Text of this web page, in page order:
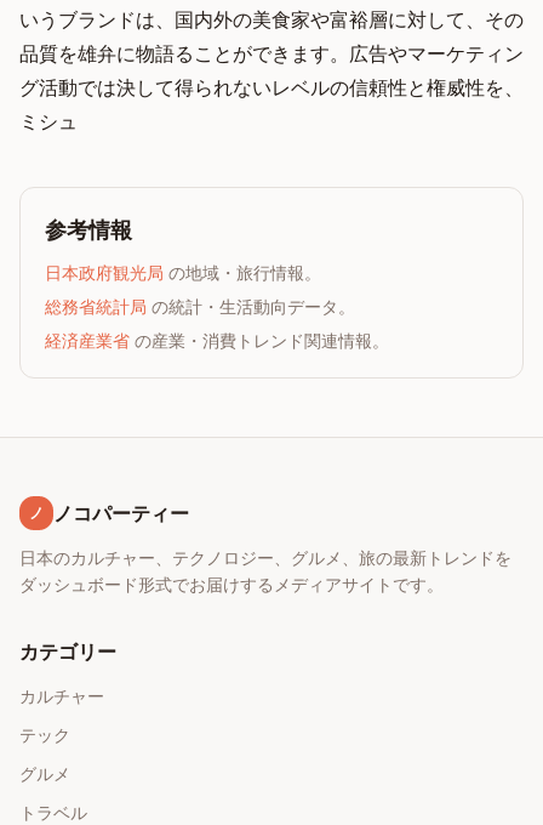
いうブランドは、国内外の美食家や富裕層に対して、その
品質を雄弁に物語ることができます。広告やマーケティン
グ活動では決して得られないレベルの信頼性と権威性を、
ミシュ
参考情報
日本政府観光局 の地域・旅行情報。
総務省統計局 の統計・生活動向データ。
経済産業省 の産業・消費トレンド関連情報。
ノ ノコパーティー
日本のカルチャー、テクノロジー、グルメ、旅の最新トレンドを
ダッシュボード形式でお届けするメディアサイトです。
カテゴリー
カルチャー
テック
グルメ
トラベル